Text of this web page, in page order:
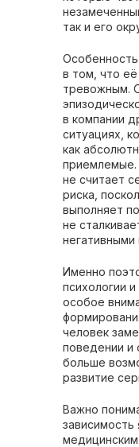
так и его
в том, что
тревожным.
в компании
ситуациях,
как
приемлемые.
не считает
риска,
выполняет
не
негативными
Именно
психологии
особое
человек
поведении и
больше
развитие
Важно
зависимость